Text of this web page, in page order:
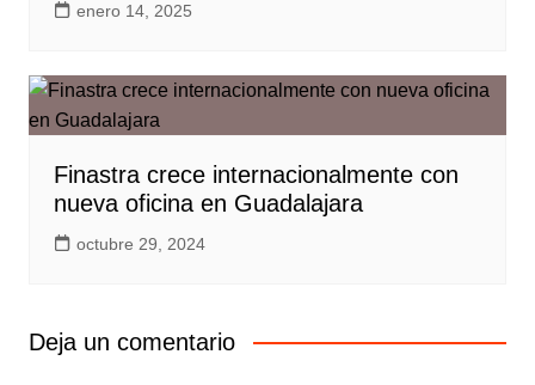
enero 14, 2025
Finastra crece internacionalmente con
nueva oficina en Guadalajara
octubre 29, 2024
Deja un comentario